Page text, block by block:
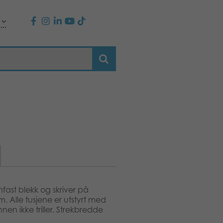
blekk og skriver på
Alle tusjene er utstyrt med
ikke triller. Strekbredde